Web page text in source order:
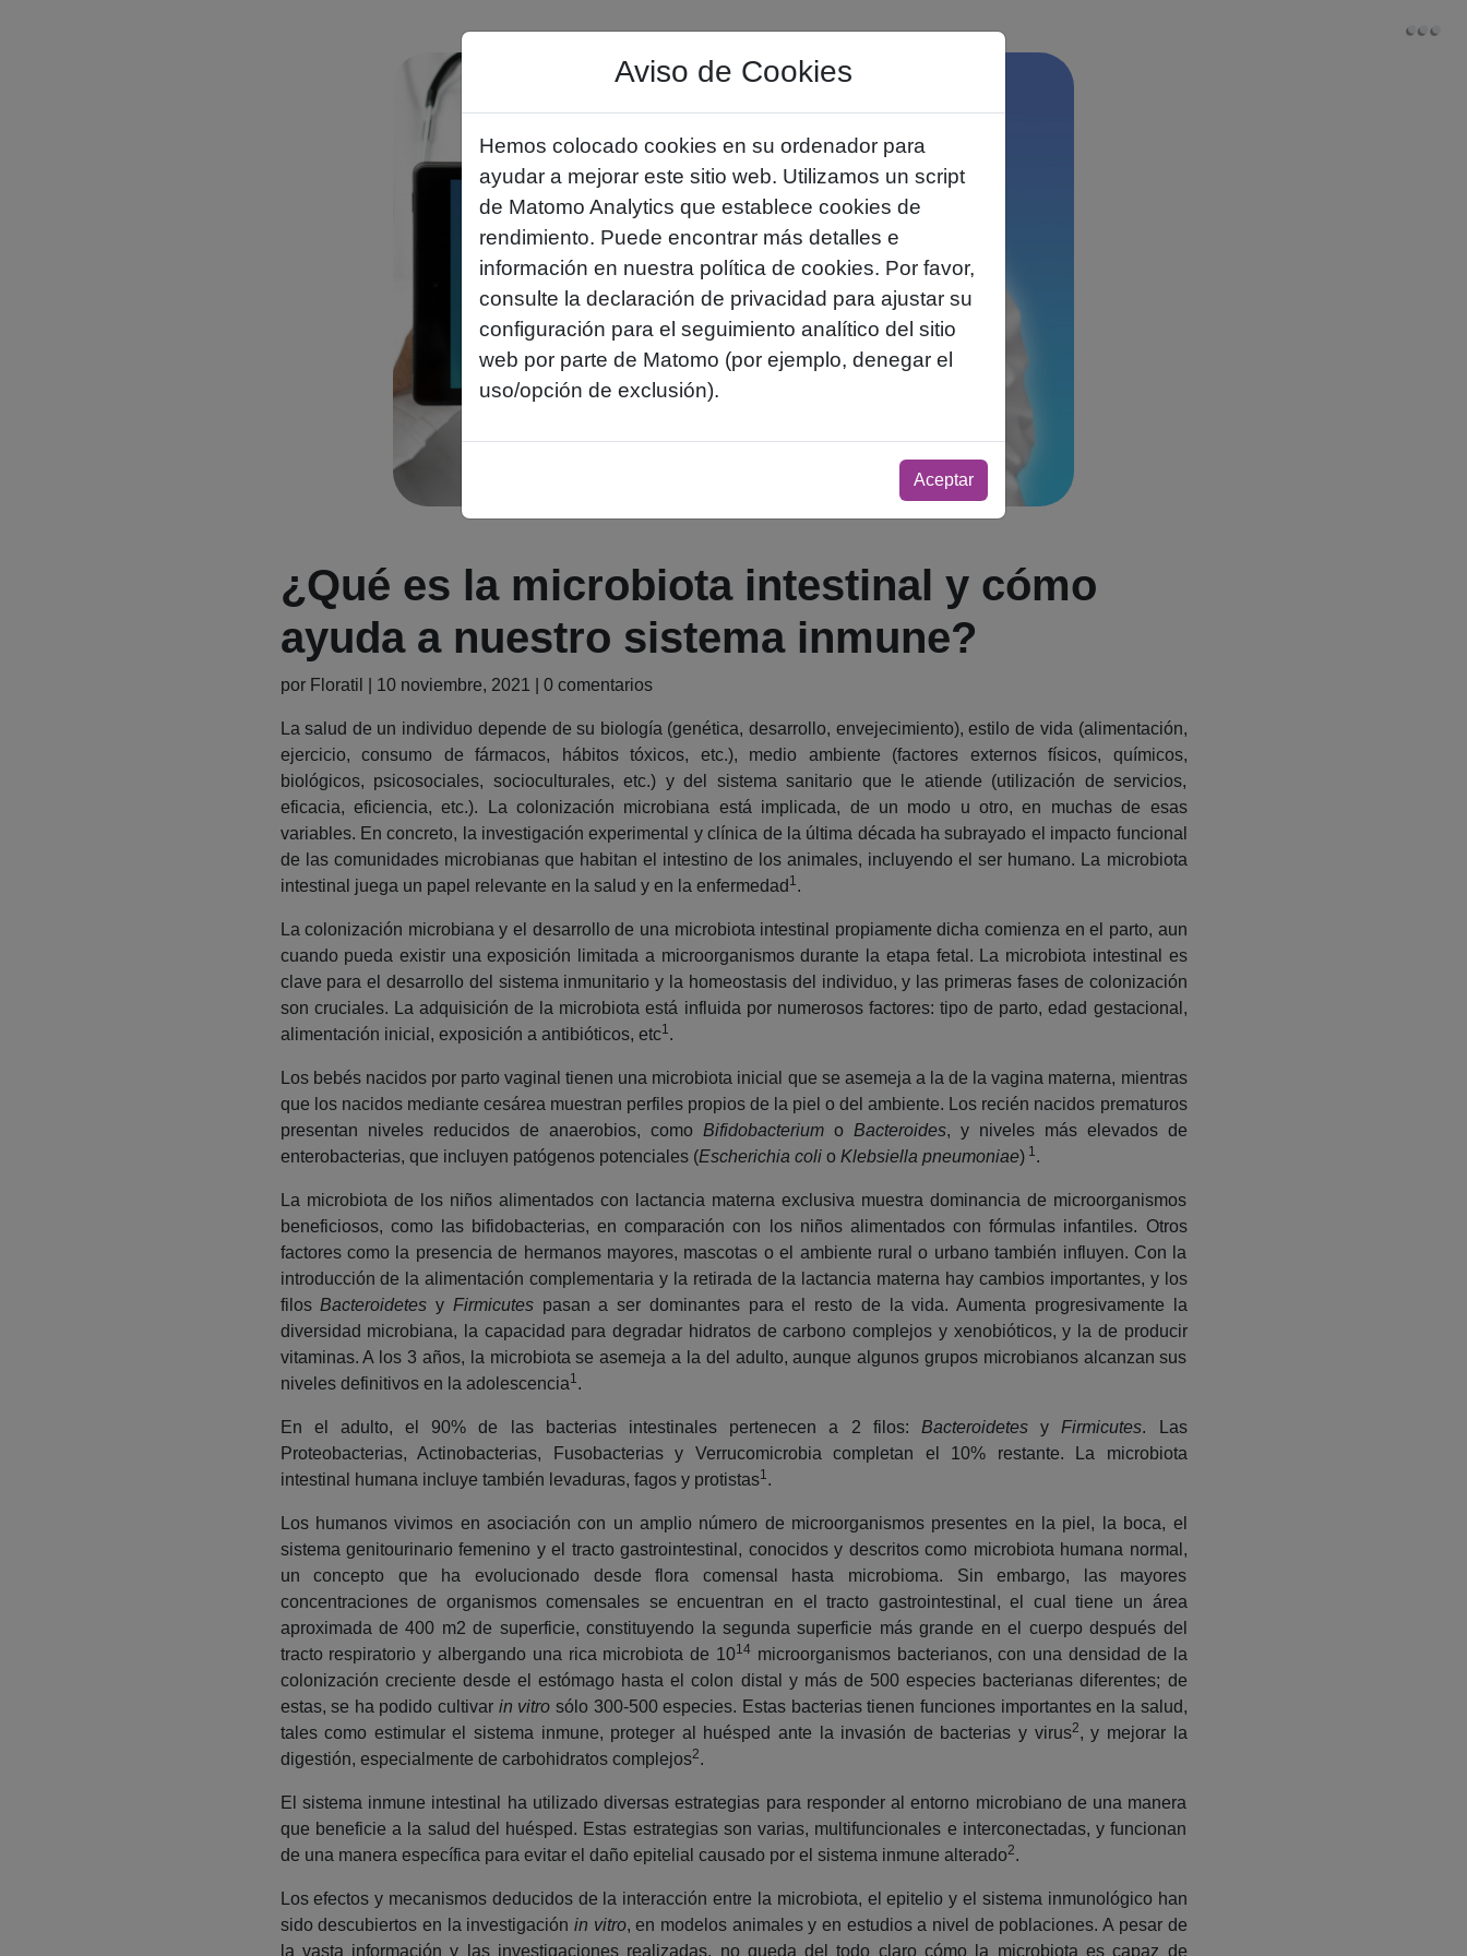
¿Qué es la microbiota intestinal y cómo
ayuda a nuestro sistema inmune?
por Floratil | 10 noviembre, 2021 | 0 comentarios
La salud de un individuo depende de su biología (genética, desarrollo, envejecimiento), estilo de vida (alimentación,
ejercicio, consumo de fármacos, hábitos tóxicos, etc.), medio ambiente (factores externos físicos, químicos,
biológicos, psicosociales, socioculturales, etc.) y del sistema sanitario que le atiende (utilización de servicios,
eficacia, eficiencia, etc.). La colonización microbiana está implicada, de un modo u otro, en muchas de esas
variables. En concreto, la investigación experimental y clínica de la última década ha subrayado el impacto funcional
de las comunidades microbianas que habitan el intestino de los animales, incluyendo el ser humano. La microbiota
intestinal juega un papel relevante en la salud y en la enfermedad 1 .
La colonización microbiana y el desarrollo de una microbiota intestinal propiamente dicha comienza en el parto, aun
cuando pueda existir una exposición limitada a microorganismos durante la etapa fetal. La microbiota intestinal es
clave para el desarrollo del sistema inmunitario y la homeostasis del individuo, y las primeras fases de colonización
son cruciales. La adquisición de la microbiota está influida por numerosos factores: tipo de parto, edad gestacional,
alimentación inicial, exposición a antibióticos, etc1 .
Los bebés nacidos por parto vaginal tienen una microbiota inicial que se asemeja a la de la vagina materna, mientras
que los nacidos mediante cesárea muestran perfiles propios de la piel o del ambiente. Los recién nacidos prematuros
presentan niveles reducidos de anaerobios, como Bifidobacterium o Bacteroides, y niveles más elevados de
enterobacterias, que incluyen patógenos potenciales (Escherichia coli o Klebsiella pneumoniae) 1 .
La microbiota de los niños alimentados con lactancia materna exclusiva muestra dominancia de microorganismos
beneficiosos, como las bifidobacterias, en comparación con los niños alimentados con fórmulas infantiles. Otros
factores como la presencia de hermanos mayores, mascotas o el ambiente rural o urbano también influyen. Con la
introducción de la alimentación complementaria y la retirada de la lactancia materna hay cambios importantes, y los
filosBacteroidetes y Firmicutes pasan a ser dominantes para el resto de la vida. Aumenta progresivamente la
diversidad microbiana, la capacidad para degradar hidratos de carbono complejos y xenobióticos, y la de producir
vitaminas. A los 3 años, la microbiota se asemeja a la del adulto, aunque algunos grupos microbianos alcanzan sus
niveles definitivos en la adolescencia1 .
En el adulto, el 90% de las bacterias intestinales pertenecen a 2 filos: BacteroidetesyFirmicutes. Las
Proteobacterias, Actinobacterias, Fusobacterias y Verrucomicrobia completan el 10% restante. La microbiota
intestinal humana incluye también levaduras, fagos y protistas1 .
Los humanos vivimos en asociación con un amplio número de microorganismos presentes en la piel, la boca, el
sistema genitourinario femenino y el tracto gastrointestinal, conocidos y descritos como microbiota humana normal,
un concepto que ha evolucionado desde flora comensal hasta microbioma. Sin embargo, las mayores
concentraciones de organismos comensales se encuentran en el tracto gastrointestinal, el cual tiene un área
aproximada de 400 m2 de superficie, constituyendo la segunda superficie más grande en el cuerpo después del
tracto respiratorio y albergando una rica microbiota de 1014microorganismos bacterianos, con una densidad de la
colonización creciente desde el estómago hasta el colon distal y más de 500 especies bacterianas diferentes; de
estas, se ha podido cultivar in vitro sólo 300-500 especies. Estas bacterias tienen funciones importantes en la salud,
tales como estimular el sistema inmune, proteger al huésped ante la invasión de bacterias y virus2, y mejorar la
digestión, especialmente de carbohidratos complejos2.
El sistema inmune intestinal ha utilizado diversas estrategias para responder al entorno microbiano de una manera
que beneficie a la salud del huésped. Estas estrategias son varias, multifuncionales e interconectadas, y funcionan
de una manera específica para evitar el daño epitelial causado por el sistema inmune alterado2.
Los efectos y mecanismos deducidos de la interacción entre la microbiota, el epitelio y el sistema inmunológico han
sido descubiertos en la investigación in vitro, en modelos animales y en estudios a nivel de poblaciones. A pesar de
la vasta información y las investigaciones realizadas, no queda del todo claro cómo la microbiota es capaz de
Aviso de Cookies
Hemos colocado cookies en su ordenador para
ayudar a mejorar este sitio web. Utilizamos un script
de Matomo Analytics que establece cookies de
rendimiento. Puede encontrar más detalles e
información en nuestra política de cookies. Por favor,
consulte la declaración de privacidad para ajustar su
configuración para el seguimiento analítico del sitio
web por parte de Matomo (por ejemplo, denegar el
uso/opción de exclusión).
Aceptar